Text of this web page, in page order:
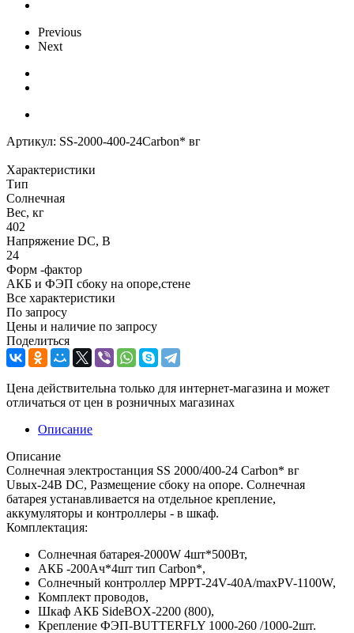
Previous
Next
Артикул: SS-2000-400-24Carbon* вг
Характеристики
Тип
Солнечная
Вес, кг
402
Напряжение DC, В
24
Форм -фактор
АКБ и ФЭП сбоку на опоре,стене
Все характеристики
По запросу
Цены и наличие по запросу
Поделиться
Цена действительна только для интернет-магазина и может
отличаться от цен в розничных магазинах
Описание
Описание
Солнечная электростанция SS 2000/400-24 Carbon* вг
Uвых-24В DC, Размещение сбоку на опоре. Солнечная
батарея устанавливается на отдельное крепление,
аккумуляторы и контроллеры - в шкаф.
Комплектация:
Солнечная батарея-2000W 4шт*500Вт,
АКБ -200Aч*4шт тип Carbon*,
Солнечный контроллер MPPT-24V-40A/maxPV-1100W,
Комплект проводов,
Шкаф АКБ SideBOX-2200 (800),
Крепление ФЭП-BUTTERFLY 1000-260 /1000-2шт.